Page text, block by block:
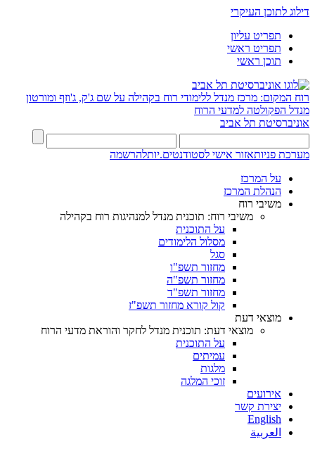
דילוג לתוכן העיקרי
תפריט עליון
תפריט ראשי
תוכן ראשי
רוח המקום: מרכז מנדל ללימודי רוח בקהילה על שם ג'ק, ג'וזף ומורטון
מנדל הפקולטה למדעי הרוח
אוניברסיטת תל אביב
מערכת פניותאזור אישי לסטודנטים.יותלהרשמה
על המרכז
הנהלת המרכז
משיבי רוח
משיבי רוח: תוכנית מנדל למנהיגות רוח בקהילה
על התוכנית
מסלול הלימודים
סגל
מחזור תשפ"ו
מחזור תשפ"ה
מחזור תשפ"ד
קול קורא מחזור תשפ"ז
מוצאי דעת
מוצאי דעת: תוכנית מנדל לחקר והוראת מדעי הרוח
על התוכנית
עמיתים
מלגות
זוכי המלגה
אירועים
יצירת קשר
English
العربية